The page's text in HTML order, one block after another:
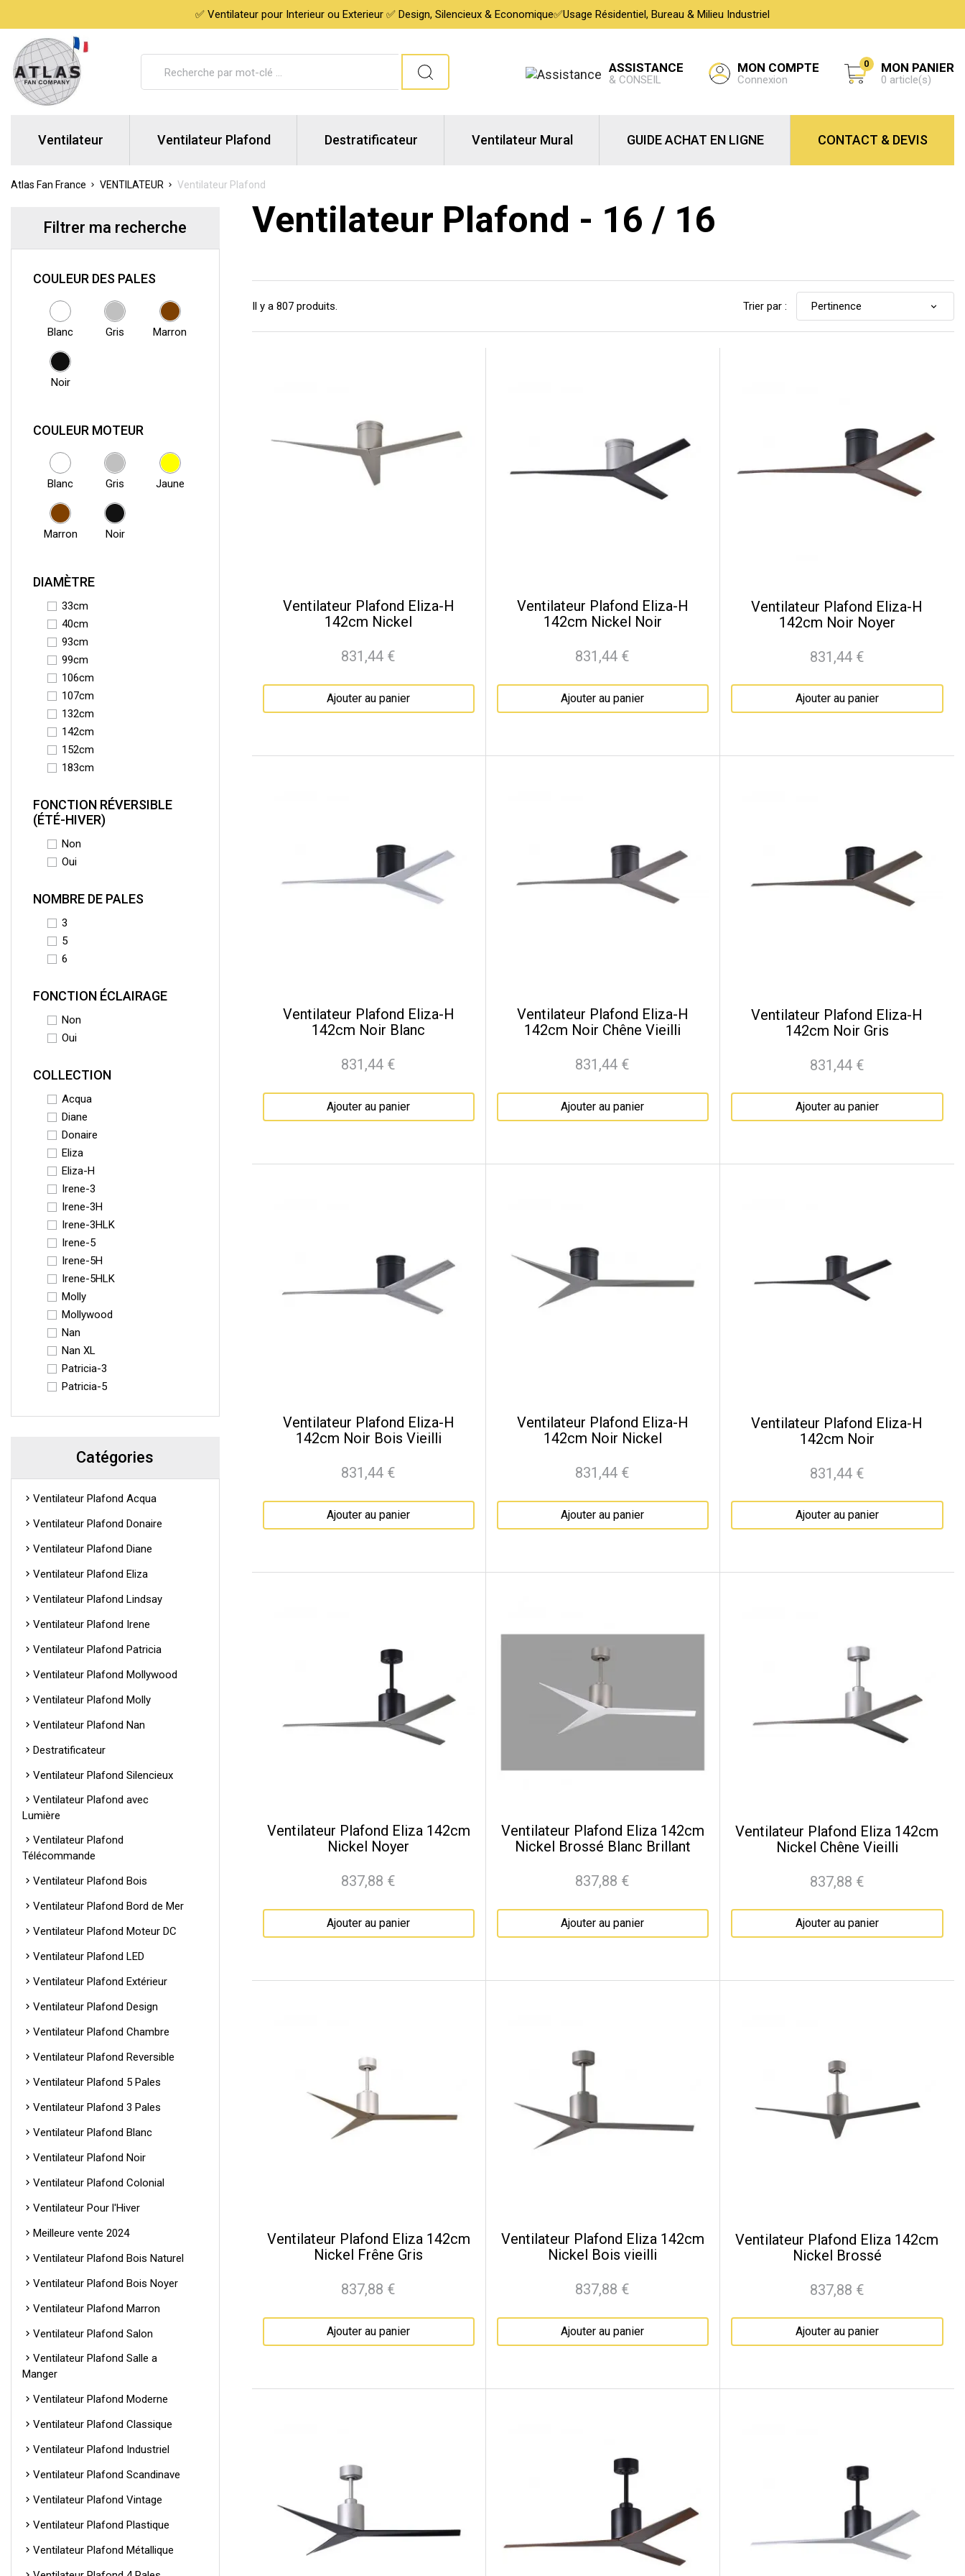
✅ Ventilateur pour Interieur ou Exterieur ✅ Design, Silencieux & Economique✅Usage Résidentiel, Bureau & Milieu Industriel
ASSISTANCE
& CONSEIL
MON COMPTE
Connexion
0 MON PANIER
0 article(s)
Ventilateur Ventilateur Plafond Destratificateur Ventilateur Mural GUIDE ACHAT EN LIGNE CONTACT & DEVIS
Atlas Fan France VENTILATEUR Ventilateur Plafond
Filtrer ma recherche
COULEUR DES PALES
Blanc Gris Marron
Noir
COULEUR MOTEUR
Blanc Gris Jaune
Marron Noir
DIAMÈTRE
33cm
40cm
93cm
99cm
106cm
107cm
132cm
142cm
152cm
183cm
FONCTION RÉVERSIBLE
(ÉTÉ-HIVER)
Non
Oui
NOMBRE DE PALES
3
5
6
FONCTION ÉCLAIRAGE
Non
Oui
COLLECTION
Acqua
Diane
Donaire
Eliza
Eliza-H
Irene-3
Irene-3H
Irene-3HLK
Irene-5
Irene-5H
Irene-5HLK
Molly
Mollywood
Nan
Nan XL
Patricia-3
Patricia-5
Catégories
Ventilateur Plafond Acqua
Ventilateur Plafond Donaire
Ventilateur Plafond Diane
Ventilateur Plafond Eliza
Ventilateur Plafond Lindsay
Ventilateur Plafond Irene
Ventilateur Plafond Patricia
Ventilateur Plafond Mollywood
Ventilateur Plafond Molly
Ventilateur Plafond Nan
Destratificateur
Ventilateur Plafond Silencieux
Ventilateur Plafond avec
Lumière
Ventilateur Plafond
Télécommande
Ventilateur Plafond Bois
Ventilateur Plafond Bord de Mer
Ventilateur Plafond Moteur DC
Ventilateur Plafond LED
Ventilateur Plafond Extérieur
Ventilateur Plafond Design
Ventilateur Plafond Chambre
Ventilateur Plafond Reversible
Ventilateur Plafond 5 Pales
Ventilateur Plafond 3 Pales
Ventilateur Plafond Blanc
Ventilateur Plafond Noir
Ventilateur Plafond Colonial
Ventilateur Pour l'Hiver
Meilleure vente 2024
Ventilateur Plafond Bois Naturel
Ventilateur Plafond Bois Noyer
Ventilateur Plafond Marron
Ventilateur Plafond Salon
Ventilateur Plafond Salle a
Manger
Ventilateur Plafond Moderne
Ventilateur Plafond Classique
Ventilateur Plafond Industriel
Ventilateur Plafond Scandinave
Ventilateur Plafond Vintage
Ventilateur Plafond Plastique
Ventilateur Plafond Métallique
Ventilateur Plafond - 16 / 16
Il y a 807 produits. Trier par : Pertinence 
Ventilateur Plafond Eliza-H
142cm Nickel
Prix
831,44 €
Ajouter au panier
Ventilateur Plafond Eliza-H
142cm Nickel Noir
Prix
831,44 €
Ajouter au panier
Ventilateur Plafond Eliza-H
142cm Noir Noyer
Prix
831,44 €
Ajouter au panier
Ventilateur Plafond Eliza-H
142cm Noir Blanc
Prix
831,44 €
Ajouter au panier
Ventilateur Plafond Eliza-H
142cm Noir Chêne Vieilli
Prix
831,44 €
Ajouter au panier
Ventilateur Plafond Eliza-H
142cm Noir Gris
Prix
831,44 €
Ajouter au panier
Ventilateur Plafond Eliza-H
142cm Noir Bois Vieilli
Prix
831,44 €
Ajouter au panier
Ventilateur Plafond Eliza-H
142cm Noir Nickel
Prix
831,44 €
Ajouter au panier
Ventilateur Plafond Eliza-H
142cm Noir
Prix
831,44 €
Ajouter au panier
Ventilateur Plafond Eliza 142cm
Nickel Noyer
Prix
837,88 €
Ajouter au panier
Ventilateur Plafond Eliza 142cm
Nickel Brossé Blanc Brillant
Prix
837,88 €
Ajouter au panier
Ventilateur Plafond Eliza 142cm
Nickel Chêne Vieilli
Prix
837,88 €
Ajouter au panier
Ventilateur Plafond Eliza 142cm
Nickel Frêne Gris
Prix
837,88 €
Ajouter au panier
Ventilateur Plafond Eliza 142cm
Nickel Bois vieilli
Prix
837,88 €
Ajouter au panier
Ventilateur Plafond Eliza 142cm
Nickel Brossé
Prix
837,88 €
Ajouter au panier